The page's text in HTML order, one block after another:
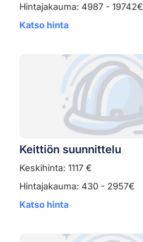
Hintajakauma: 4987 - 19742€
Katso hinta
Keittiön suunnittelu
Keskihinta: 1117 €
Hintajakauma: 430 - 2957€
Katso hinta